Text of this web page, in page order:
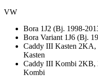
VW
Bora 1J2 (Bj. 1998-
Bora Variant 1J6 (Bj.
Caddy III Kasten
Kasten
Caddy III Kombi 2KB,
Kombi